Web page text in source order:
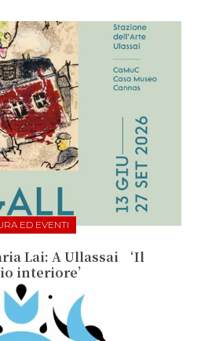
ED EVENTI
Lai: A Ullassai ‘Il
interiore’